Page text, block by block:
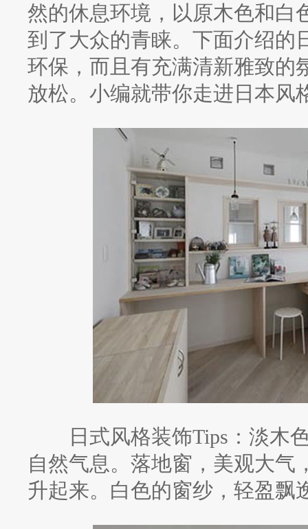
然的休息环境，以原木色和白
到了大众的青睐。下面介绍的
环保，而且有充满清新雅致的
放松。小编就带你走进日本风
日式风格装饰Tips：淡木色
自然气息。落地窗，美观大气
升起来。白色的窗纱，轻盈飘